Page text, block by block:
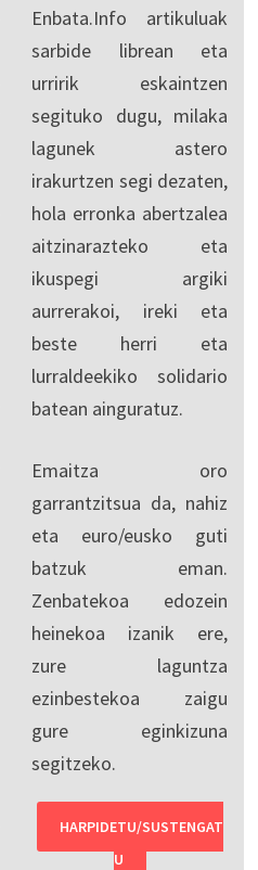
Enbata.Info artikuluak
sarbide librean eta
urririk eskaintzen
segituko dugu, milaka
lagunek astero
irakurtzen segi dezaten,
hola erronka abertzalea
aitzinarazteko eta
ikuspegi argiki
aurrerakoi, ireki eta
beste herri eta
lurraldeekiko solidario
batean ainguratuz.
Emaitza oro
garrantzitsua da, nahiz
eta euro/eusko guti
batzuk eman.
Zenbatekoa edozein
heinekoa izanik ere,
zure laguntza
ezinbestekoa zaigu
gure eginkizuna
segitzeko.
HARPIDETU/SUSTENGAT
U